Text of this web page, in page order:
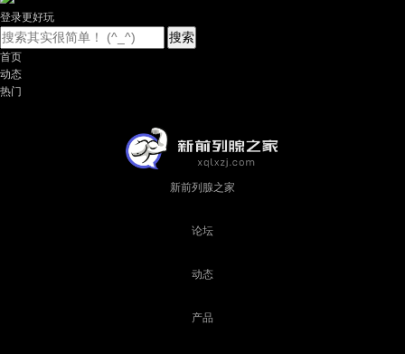
登录更好玩
搜索
首页
动态
热门
新前列腺之家
论坛
动态
产品